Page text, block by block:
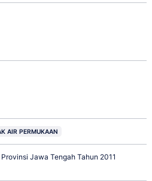
AIR PERMUKAAN
Jawa Tengah Tahun 2011